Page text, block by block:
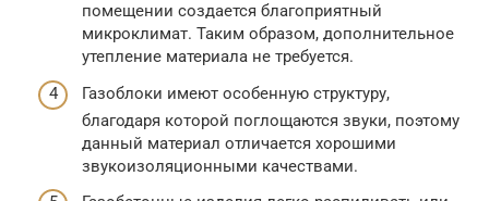
помещении создается благоприятный
микроклимат. Таким образом, дополнительное
утепление материала не требуется.
Газоблоки имеют особенную структуру,
благодаря которой поглощаются звуки, поэтому
данный материал отличается хорошими
звукоизоляционными качествами.